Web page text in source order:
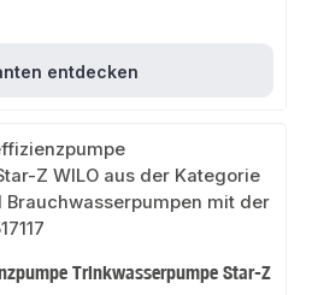
entdecken
Trinkwasserpumpe Star-Z